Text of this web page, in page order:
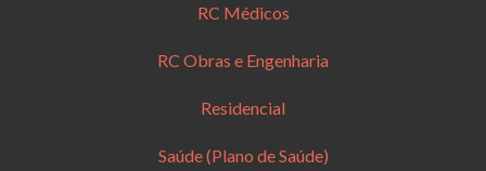
RC Médicos
RC Obras e Engenharia
Residencial
Saúde (Plano de Saúde)